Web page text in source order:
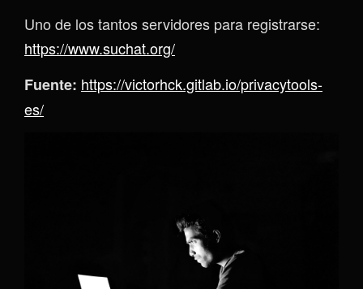
Uno de los tantos servidores para registrarse:
https://www.suchat.org/
Fuente: https://victorhck.gitlab.io/privacytools-
es/